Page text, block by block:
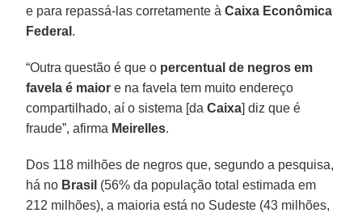
e para repassá-las corretamente àCaixa Econômica
Federal .
“Outra questão é que o percentual de negros em
favela é maior e na favela tem muito endereço
compartilhado, aí o sistema [daCaixa] diz que é
fraude”, afirma Meirelles.
Dos 118 milhões de negros que, segundo a pesquisa,
há no Brasil (56% da população total estimada em
212 milhões), a maioria está no Sudeste (43 milhões,